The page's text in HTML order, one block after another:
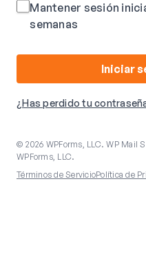
Mantener sesión
semanas
Iniciar
¿Has perdido tu
© 2026 WPForms, LLC. WP Mail
WPForms, LLC.
Términos de ServicioPolítica de